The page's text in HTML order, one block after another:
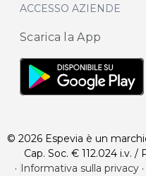
ACCESSO AZIENDE
Scarica la App
© 2026 Espevia è un
Cap. Soc. € 112.024 i.v.
· Informativa sulla privacy·